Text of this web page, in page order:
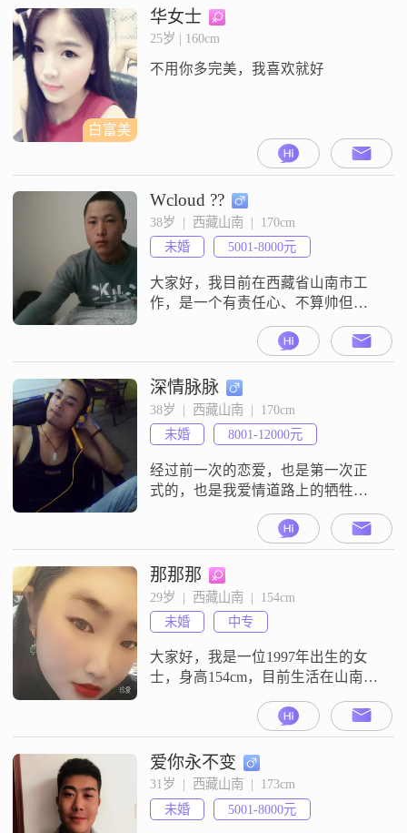
考虑,恋爱经验么?从大学毕业至今只
谈过一次恋爱,分手原因嘛,毕业后两
了。至今工作四五年间始终没有碰
白富美
华女士
25岁 | 160cm
不用你多完美，我喜欢就好
Wcloud ??
38岁  |  西藏山南  |  170cm
未婚
5001-8000元
大家好，我目前在西藏省山南市工
作，是一个有责任心、不算帅但很
体贴的男孩，希望将来过彼此相依
相偎的生活，我理想的约会方式是
牵手漫步在公园，对于我的另一
半，我希望是恬静活泼，期待在珍
爱网找到理想中的那个她。
深情脉脉
38岁  |  西藏山南  |  170cm
未婚
8001-12000元
经过前一次的恋爱，也是第一次正
式的，也是我爱情道路上的牺牲
品！给了我很大的感触！ 我觉得，
两个人，最重要的是需要宽容和信
任！ 物资的东西可以慢慢挣，慢慢
的买，但是内心的感动，彼此的肯
定，是需要两个人来共同经历，来
做的。希望，我下一个老婆，能和
一同走到老，我会倍加的宠着她，
爱着她！！！
那那那
29岁  |  西藏山南  |  154cm
未婚
中专
大家好，我是一位1997年出生的女
士，身高154cm，目前生活在山南
##3002##我的学历是中专，现在的
工作月收入在3000元以下##3002##
我性格温柔体贴，总是希望能给身
边的人带来温暖和关怀##3002##在
生活中，我比较独立自信，能够处
理自己的事务，同时也很随和易相
处，不喜欢与人发生争执##3002##
爱你永不变
31岁  |  西藏山南  |  173cm
未婚
5001-8000元